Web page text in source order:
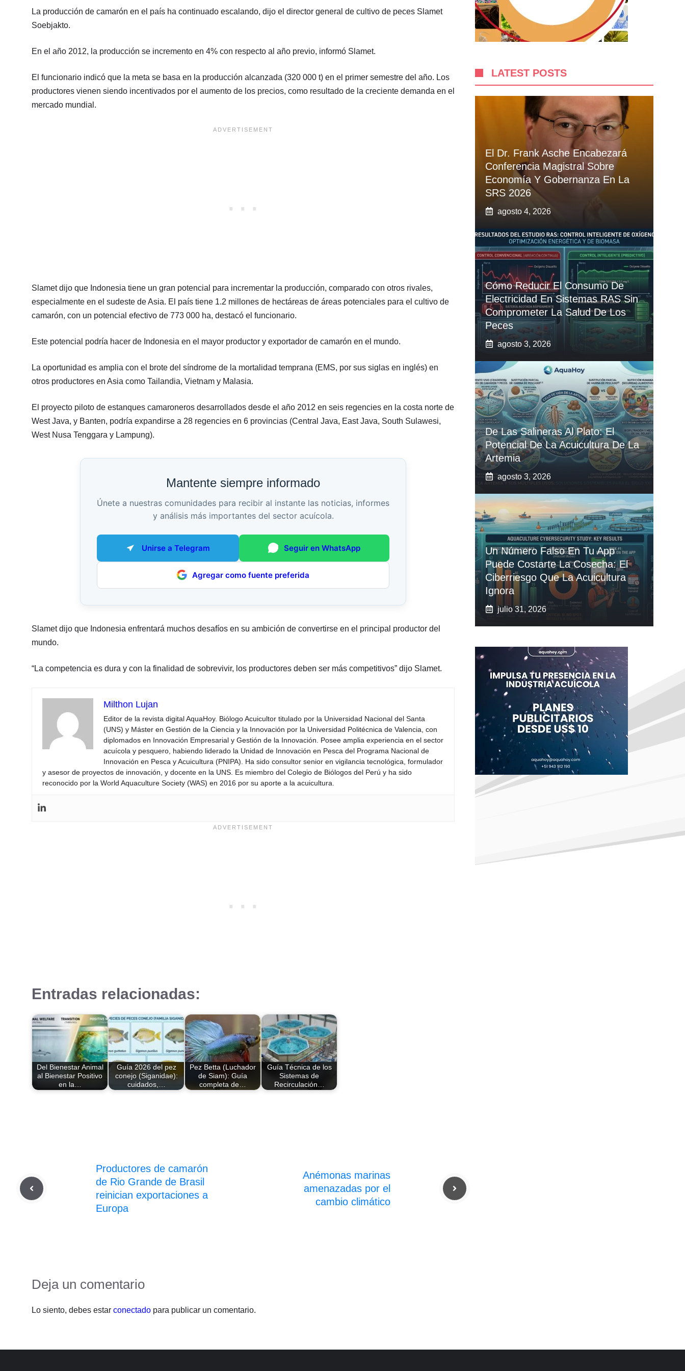
La producción de camarón en el país ha continuado escalando, dijo el director general de cultivo de peces Slamet
Soebjakto.
En el año 2012, la producción se incremento en 4% con respecto al año previo, informó Slamet.
El funcionario indicó que la meta se basa en la producción alcanzada (320 000 t) en el primer semestre del año. Los
productores vienen siendo incentivados por el aumento de los precios, como resultado de la creciente demanda en el
mercado mundial.
Slamet dijo que Indonesia tiene un gran potencial para incrementar la producción, comparado con otros rivales,
especialmente en el sudeste de Asia. El país tiene 1.2 millones de hectáreas de áreas potenciales para el cultivo de
camarón, con un potencial efectivo de 773 000 ha, destacó el funcionario.
Este potencial podría hacer de Indonesia en el mayor productor y exportador de camarón en el mundo.
La oportunidad es amplia con el brote del síndrome de la mortalidad temprana (EMS, por sus siglas en inglés) en
otros productores en Asia como Tailandia, Vietnam y Malasia.
El proyecto piloto de estanques camaroneros desarrollados desde el año 2012 en seis regencies en la costa norte de
West Java, y Banten, podría expandirse a 28 regencies en 6 provincias (Central Java, East Java, South Sulawesi,
West Nusa Tenggara y Lampung).
Mantente siempre informado
Únete a nuestras comunidades para recibir al instante las noticias, informes
y análisis más importantes del sector acuícola.
Unirse a Telegram Seguir en WhatsApp
Agregar como fuente preferida
Slamet dijo que Indonesia enfrentará muchos desafíos en su ambición de convertirse en el principal productor del
mundo.
“La competencia es dura y con la finalidad de sobrevivir, los productores deben ser más competitivos” dijo Slamet.
Milthon Lujan
Editor de la revista digital AquaHoy. Biólogo Acuicultor titulado por la Universidad Nacional del Santa
(UNS) y Máster en Gestión de la Ciencia y la Innovación por la Universidad Politécnica de Valencia, con
diplomados en Innovación Empresarial y Gestión de la Innovación. Posee amplia experiencia en el sector
acuícola y pesquero, habiendo liderado la Unidad de Innovación en Pesca del Programa Nacional de
Innovación en Pesca y Acuicultura (PNIPA). Ha sido consultor senior en vigilancia tecnológica, formulador
y asesor de proyectos de innovación, y docente en la UNS. Es miembro del Colegio de Biólogos del Perú y ha sido
reconocido por la World Aquaculture Society (WAS) en 2016 por su aporte a la acuicultura.
Entradas relacionadas:
Del Bienestar Animal
al Bienestar Positivo
en la…
Guía 2026 del pez
conejo (Siganidae):
cuidados,…
Pez Betta (Luchador
de Siam): Guía
completa de…
Guía Técnica de los
Sistemas de
Recirculación…
Productores de camarón
de Rio Grande de Brasil
reinician exportaciones a
Europa
Anémonas marinas
amenazadas por el
cambio climático
Deja un comentario
Lo siento, debes estar conectado para publicar un comentario.
LATEST POSTS
El Dr. Frank Asche Encabezará
Conferencia Magistral Sobre
Economía Y Gobernanza En La
SRS 2026
agosto 4, 2026
Cómo Reducir El Consumo De
Electricidad En Sistemas RAS Sin
Comprometer La Salud De Los
Peces
agosto 3, 2026
De Las Salineras Al Plato: El
Potencial De La Acuicultura De La
Artemia
agosto 3, 2026
Un Número Falso En Tu App
Puede Costarte La Cosecha: El
Ciberriesgo Que La Acuicultura
Ignora
julio 31, 2026